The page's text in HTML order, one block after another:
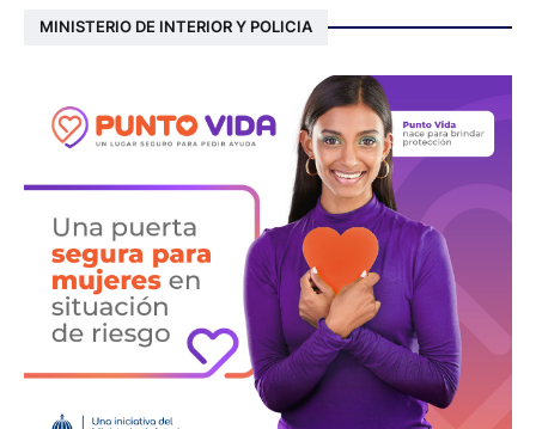
MINISTERIO DE INTERIOR Y POLICIA